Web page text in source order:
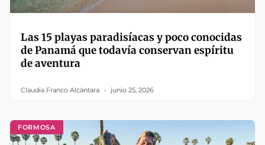
Las 15 playas paradisíacas y poco conocidas
de Panamá que todavía conservan espíritu
de aventura
Claudia Franco Alcántara junio 25, 2026
FORMOSA